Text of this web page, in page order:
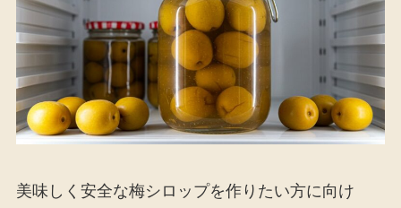
美味しく安全な梅シロップを作りたい方に向け